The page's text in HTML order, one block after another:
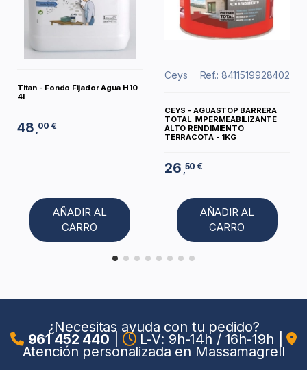
Titan - Fondo Fijador Agua H10
4l
48 ,00 €
AÑADIR AL
CARRO
Ceys Ref.: 8411519928402
CEYS - AGUASTOP BARRERA
TOTAL IMPERMEABILIZANTE
ALTO RENDIMIENTO
TERRACOTA - 1KG
26 ,50 €
AÑADIR AL
CARRO
¿Necesitas ayuda con tu pedido?
961 452 440 L-V: 9h-14h / 16h-19h
Atención personalizada en Massamagrell